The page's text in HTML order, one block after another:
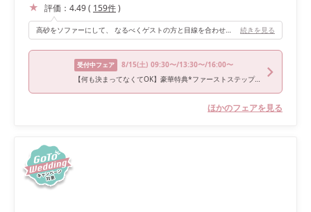
評価： 4.49( 159件)
高砂をソファーにして、 なるべくゲストの方と目線を合わせました。 装飾は緑と白でナチュラルに仕上げてもらいました。 続きを見る
受付中フェア 8/15(土) 09:30〜/13:30〜/16:00〜
【何も決まってなくてOK】豪華特典*ファーストステップ相談会
ほかのフェアを見る